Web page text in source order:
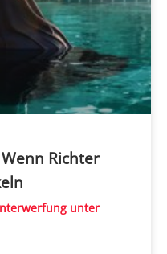
Richter
unter